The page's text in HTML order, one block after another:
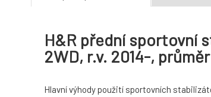
H&R přední sportovní
2WD, r.v. 2014-,
Hlavní výhody použití sportovních